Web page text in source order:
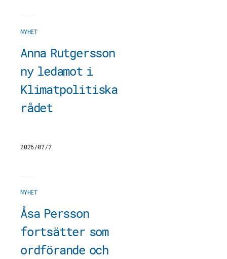
NYHET
Anna Rutgersson
ny ledamot i
Klimatpolitiska
rådet
2026/07/7
NYHET
Åsa Persson
fortsätter som
ordförande och